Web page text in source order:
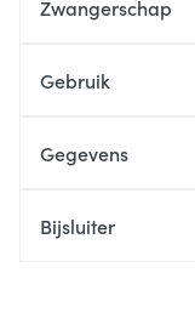
Zwangerschap
Gebruik
Gegevens
Bijsluiter